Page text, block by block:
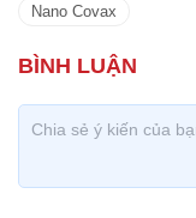
Nano Covax